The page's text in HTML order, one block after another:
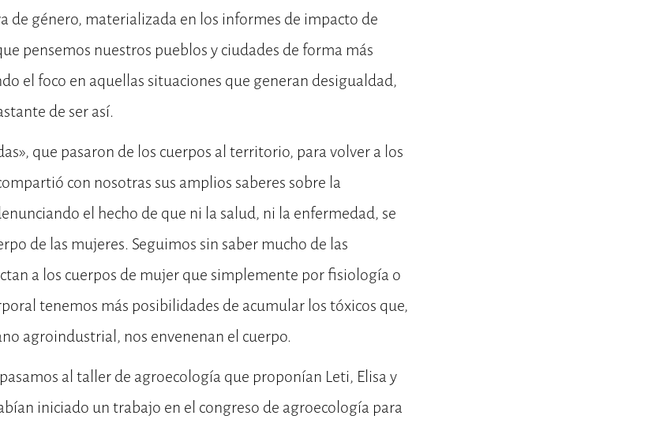
de género, materializada en los informes de impacto de
pensemos nuestros pueblos y ciudades de forma más
el foco en aquellas situaciones que generan desigualdad,
de ser así.
que pasaron de los cuerpos al territorio, para volver a los
con nosotras sus amplios saberes sobre la
el hecho de que ni la salud, ni la enfermedad, se
de las mujeres. Seguimos sin saber mucho de las
a los cuerpos de mujer que simplemente por fisiología o
tenemos más posibilidades de acumular los tóxicos que,
agroindustrial, nos envenenan el cuerpo.
al taller de agroecología que proponían Leti, Elisa y
iniciado un trabajo en el congreso de agroecología para